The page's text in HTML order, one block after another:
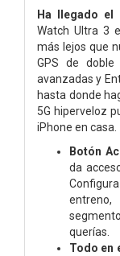
Ha llegado el
Watch Ultra 3
más lejos que
GPS de
avanzadas y
hasta donde
5G hiperveloz
iPhone en casa.
Botón
da
querías.
Todo en